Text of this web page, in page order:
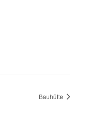
Bauhütte